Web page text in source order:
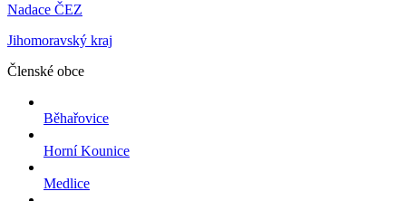
Nadace ČEZ
Jihomoravský kraj
Členské obce
Běhařovice
Horní Kounice
Medlice